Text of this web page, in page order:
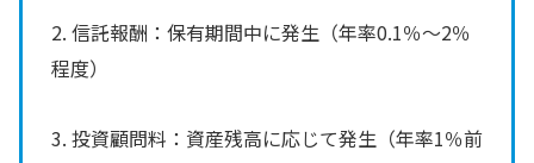
2. 信託報酬：保有期間中に発生（年率0.1％〜2％
程度）
3. 投資顧問料：資産残高に応じて発生（年率1％前